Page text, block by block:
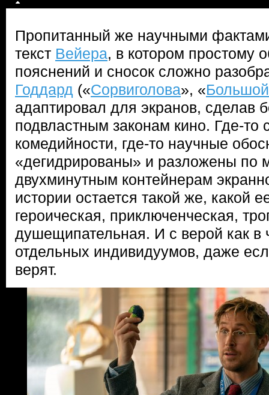
Пропитанный же научными
текст Вейера, в котором простому
пояснений и сносок сложно
Годдард («Сорвиголова», «
адаптировал для экранов, сделав
подвластным законам кино. Где-то
комедийности, где-то научные
«дегидрированы» и разложены по
двухминутным контейнерам
истории остается такой же, какой
героическая, приключенческая,
душещипательная. И с верой как в
отдельных индивидуумов, даже
верят.